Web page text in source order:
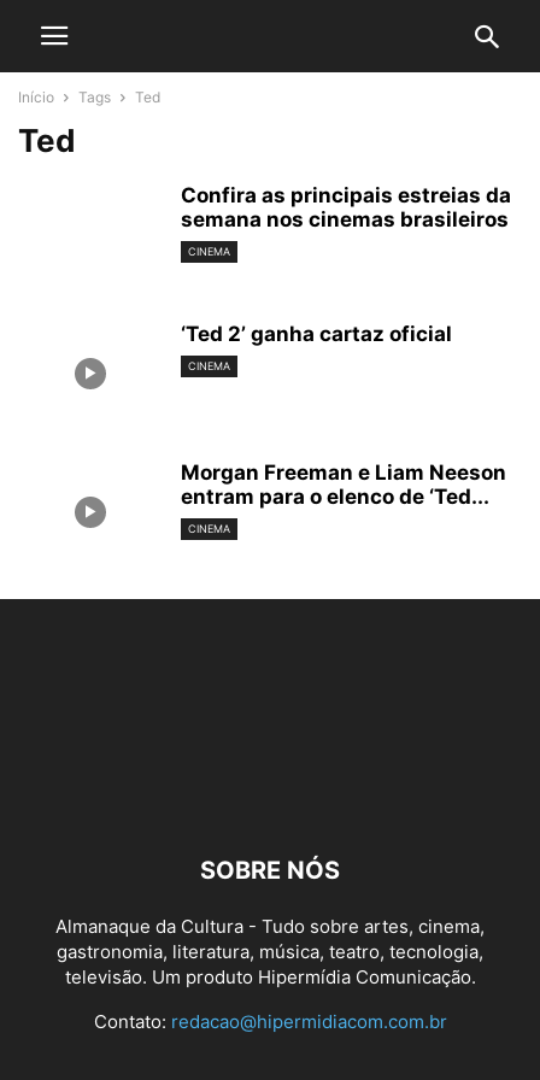
Início Tags Ted
Ted
Confira as principais estreias da
semana nos cinemas brasileiros
CINEMA
‘Ted 2’ ganha cartaz oficial
CINEMA
Morgan Freeman e Liam Neeson
entram para o elenco de ‘Ted...
CINEMA
SOBRE NÓS
Almanaque da Cultura - Tudo sobre artes, cinema,
gastronomia, literatura, música, teatro, tecnologia,
televisão. Um produto Hipermídia Comunicação.
Contato: redacao@hipermidiacom.com.br